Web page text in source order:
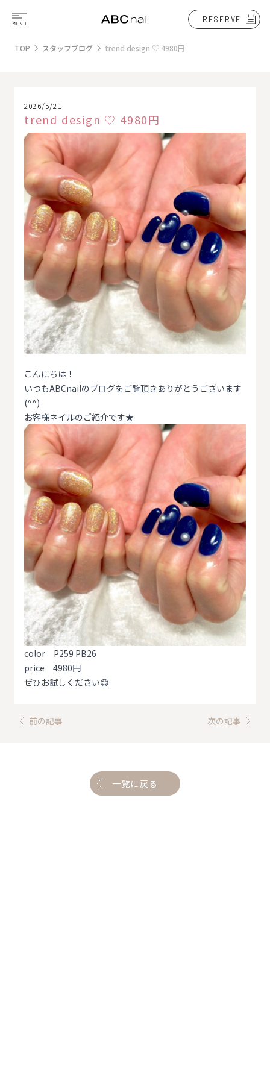
RESERVE
TOP スタッフブログ trend design ♡ 4980円
2026/5/21
trend design ♡ 4980円
こんにちは！
いつもABCnailのブログをご覧頂きありがとうございます
(^^)
お客様ネイルのご紹介です★
color P259 PB26
price 4980円
ぜひお試しください😊
前の記事 次の記事
一覧に戻る